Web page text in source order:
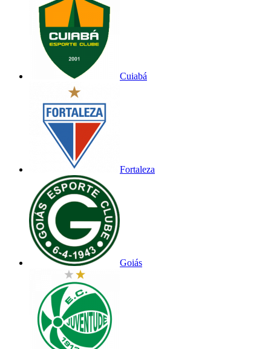
Cuiabá
Fortaleza
Goiás